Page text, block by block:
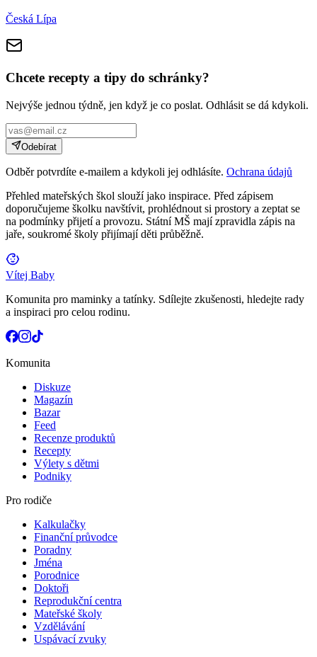
Česká Lípa
Chcete recepty a tipy do schránky?
Nejvýše jednou týdně, jen když je co poslat. Odhlásit se dá kdykoli.
Odebírat
Odběr potvrdíte e-mailem a kdykoli jej odhlásíte. Ochrana údajů
Přehled mateřských škol slouží jako inspirace. Před zápisem
doporučujeme školku navštívit, prohlédnout si prostory a zeptat se
na podmínky přijetí a provozu. Státní MŠ mají zpravidla zápis na
jaře, soukromé školy přijímají děti průběžně.
Vítej Baby
Komunita pro maminky a tatínky. Sdílejte zkušenosti, hledejte rady
a inspiraci pro celou rodinu.
Komunita
Diskuze
Magazín
Bazar
Feed
Recenze produktů
Recepty
Výlety s dětmi
Podniky
Pro rodiče
Kalkulačky
Finanční průvodce
Poradny
Jména
Porodnice
Doktoři
Reprodukční centra
Mateřské školy
Vzdělávání
Uspávací zvuky